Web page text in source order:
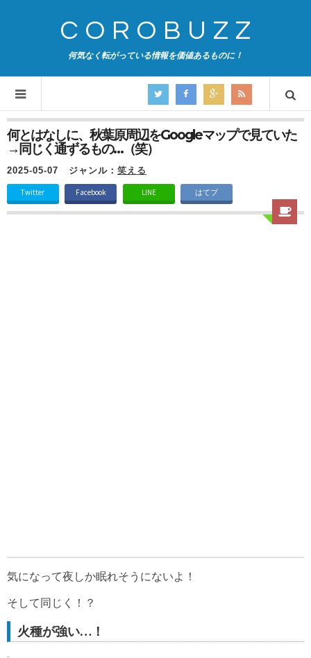
COROBUZZ
何気なく転がっている情報を価値あるものに！
何とはなしに、秋葉原周辺をGoogleマップで見ていた
→同じく通ずるもの…（笑）
2025-05-07 ジャンル： 笑える
Twitter Facebook LINE はてブ
気になって夜しか眠れそうにないよ！
そして同じく！？
火種が強い…！